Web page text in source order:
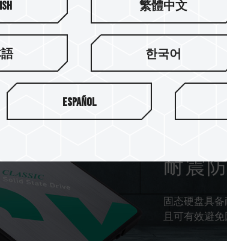
耐震
固态硬盘具
且可有效避
繁體中文
한국어
Español